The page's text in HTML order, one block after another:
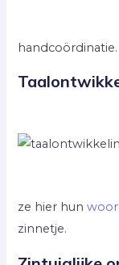
handcoördinatie.
ze hier hun
zinnetje.